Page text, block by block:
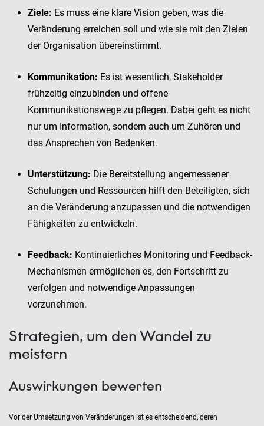
Ziele: Es muss eine klare Vision geben, was die
Veränderung erreichen soll und wie sie mit den Zielen
der Organisation übereinstimmt.
Kommunikation: Es ist wesentlich, Stakeholder
frühzeitig einzubinden und offene
Kommunikationswege zu pflegen. Dabei geht es nicht
nur um Information, sondern auch um Zuhören und
das Ansprechen von Bedenken.
Unterstützung: Die Bereitstellung angemessener
Schulungen und Ressourcen hilft den Beteiligten, sich
an die Veränderung anzupassen und die notwendigen
Fähigkeiten zu entwickeln.
Feedback: Kontinuierliches Monitoring und Feedback-
Mechanismen ermöglichen es, den Fortschritt zu
verfolgen und notwendige Anpassungen
vorzunehmen.
Strategien, um den Wandel zu
meistern
Auswirkungen bewerten
Vor der Umsetzung von Veränderungen ist es entscheidend, deren